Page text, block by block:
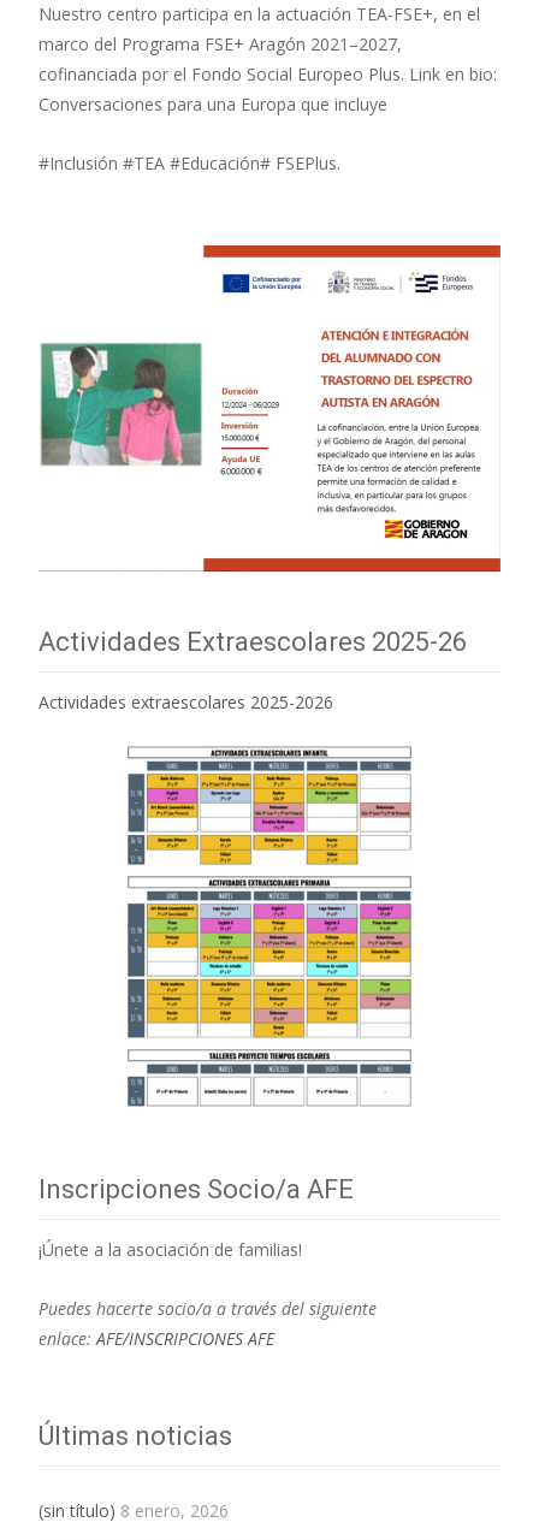
Nuestro centro participa en la actuación TEA-FSE+, en el
marco del Programa FSE+ Aragón 2021–2027,
cofinanciada por el Fondo Social Europeo Plus. Link en bio:
Conversaciones para una Europa que incluye
#Inclusión #TEA #Educación# FSEPlus.
Actividades Extraescolares 2025-26
Actividades extraescolares 2025-2026
Inscripciones Socio/a AFE
¡Únete a la asociación de familias!
Puedes hacerte socio/a a través del siguiente
enlace:AFE/INSCRIPCIONES AFE
Últimas noticias
(sin título) 8 enero, 2026